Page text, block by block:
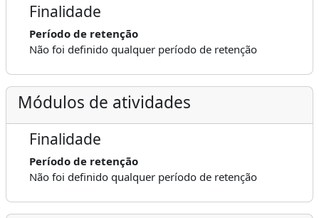
Finalidade
Período de retenção
Não foi definido qualquer período de retenção
Módulos de atividades
Finalidade
Período de retenção
Não foi definido qualquer período de retenção